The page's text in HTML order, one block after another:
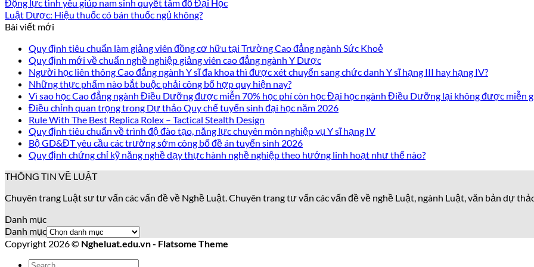
Động lực tình yêu giúp nam sinh quyết tâm đỗ Đại Học
Luật Dược: Hiệu thuốc có bán thuốc ngủ không?
Bài viết mới
Quy định tiêu chuẩn làm giảng viên đồng cơ hữu tại Trường Cao đẳng ngành Sức Khoẻ
Quy định mới về chuẩn nghề nghiệp giảng viên cao đẳng ngành Y Dược
Người học liên thông Cao đẳng ngành Y sĩ đa khoa thì được xét chuyển sang chức danh Y sĩ hạng III hay hạng IV?
Những thực phẩm nào bắt buộc phải công bố hợp quy hiện nay?
Vì sao học Cao đẳng ngành Điều Dưỡng được miễn 70% học phí còn học Đại học ngành Điều Dưỡng lại không được miễn
Điều chỉnh quan trọng trong Dự thảo Quy chế tuyển sinh đại học năm 2026
Rule With The Best Replica Rolex – Tactical Stealth Design
Quy định tiêu chuẩn về trình độ đào tạo, năng lực chuyên môn nghiệp vụ Y sĩ hạng IV
Bộ GD&ĐT yêu cầu các trường sớm công bố đề án tuyển sinh 2026
Quy định chứng chỉ kỹ năng nghề dạy thực hành nghề nghiệp theo hướng linh hoạt như thế nào?
THÔNG TIN VỀ LUẬT
Chuyên trang Luật sư tư vấn các vấn đề về Nghề Luật. Chuyên trang tư vấn các vấn đề về nghề Luật, ngành Luật, văn bản dự
Danh mục
Danh mục
Copyright 2026 © Ngheluat.edu.vn - Flatsome Theme